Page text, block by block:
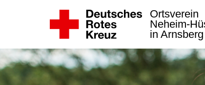
Ortsverein
Neheim-
in Arnsberg